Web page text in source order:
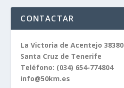
CONTACTAR
La Victoria de Acentejo 38380
Santa Cruz de Tenerife
Teléfono: (034) 654-774804
info@50km.es